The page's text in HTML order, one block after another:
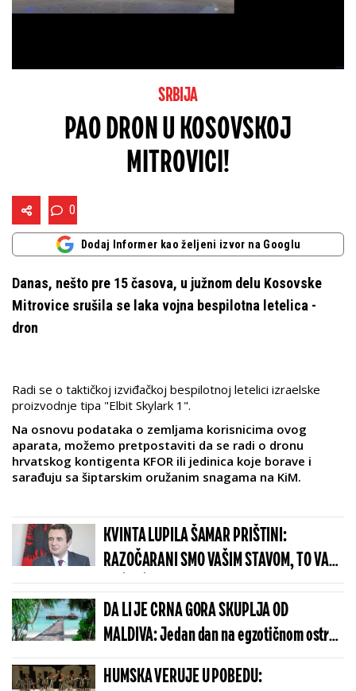
SRBIJA
PAO DRON U KOSOVSKOJ
MITROVICI!
0
Dodaj Informer kao željeni izvor na Googlu
Danas, nešto pre 15 časova, u južnom delu Kosovske
Mitrovice srušila se laka vojna bespilotna letelica -
dron
Radi se o taktičkoj izviđačkoj bespilotnoj letelici izraelske
proizvodnje tipa "Elbit Skylark 1".
Na osnovu podataka o zemljama korisnicima ovog
aparata, možemo pretpostaviti da se radi o dronu
hrvatskog kontigenta KFOR ili jedinica koje borave i
sarađuju sa šiptarskim oružanim snagama na KiM.
KVINTA LUPILA ŠAMAR PRIŠTINI:
RAZOČARANI SMO VAŠIM STAVOM, TO VAM
NEĆE IĆI U KORIST!
DA LI JE CRNA GORA SKUPLJA OD
MALDIVA: Jedan dan na egzotičnom ostrvu
može da košta manje nego u Budvi
HUMSKA VERUJE U POBEDU: